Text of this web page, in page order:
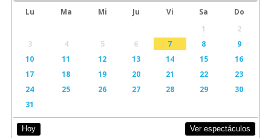
Lu Ma Mi Ju Vi Sa
Do
1
2
3
4 5 6 7 8
9
10
11 12 13 14 15
16
17
18 19 20 21 22
23
24
25 26 27 28 29
30
31
Hoy Ver espectáculos